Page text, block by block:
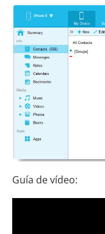
Guía de vídeo: